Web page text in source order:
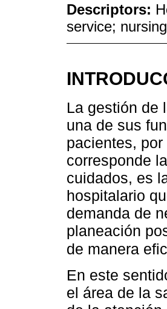
Descriptors:
service;
La gestión de
una de sus
pacientes,
corresponde
cuidados, es
hospitalario
demanda de
planeación
de manera
En este
el área de la